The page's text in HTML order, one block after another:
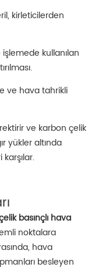
kirleticilerden
kullanılan
ve hava tahrikli
ve karbon çelik
yükler altında
basınçlı hava
noktalara
hava
besleyen